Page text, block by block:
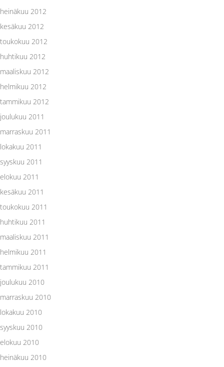
heinäkuu 2012
kesäkuu 2012
toukokuu 2012
huhtikuu 2012
maaliskuu 2012
helmikuu 2012
tammikuu 2012
joulukuu 2011
marraskuu 2011
lokakuu 2011
syyskuu 2011
elokuu 2011
kesäkuu 2011
toukokuu 2011
huhtikuu 2011
maaliskuu 2011
helmikuu 2011
tammikuu 2011
joulukuu 2010
marraskuu 2010
lokakuu 2010
syyskuu 2010
elokuu 2010
heinäkuu 2010